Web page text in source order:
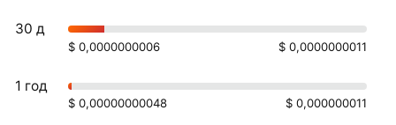
30 д
$ 0,0000000006 $ 0,0000000011
1 год
$ 0,00000000048 $ 0,000000011